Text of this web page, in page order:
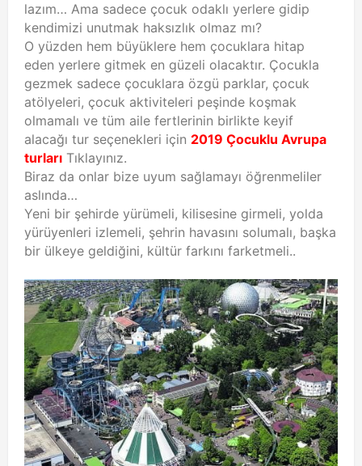
lazım… Ama sadece çocuk odaklı yerlere gidip
kendimizi unutmak haksızlık olmaz mı?
O yüzden hem büyüklere hem çocuklara hitap
eden yerlere gitmek en güzeli olacaktır. Çocukla
gezmek sadece çocuklara özgü parklar, çocuk
atölyeleri, çocuk aktiviteleri peşinde koşmak
olmamalı ve tüm aile fertlerinin birlikte keyif
alacağı tur seçenekleri için 2019 Çocuklu Avrupa
turları Tıklayınız.
Biraz da onlar bize uyum sağlamayı öğrenmeliler
aslında…
Yeni bir şehirde yürümeli, kilisesine girmeli, yolda
yürüyenleri izlemeli, şehrin havasını solumalı, başka
bir ülkeye geldiğini, kültür farkını farketmeli..